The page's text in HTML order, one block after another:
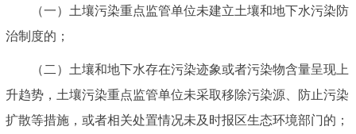
（一）土壤污染重点监管单位未建立土壤和地下水污染防
治制度的；
（二）土壤和地下水存在污染迹象或者污染物含量呈现上
升趋势，土壤污染重点监管单位未采取移除污染源、防止污染
扩散等措施，或者相关处置情况未及时报区生态环境部门的；